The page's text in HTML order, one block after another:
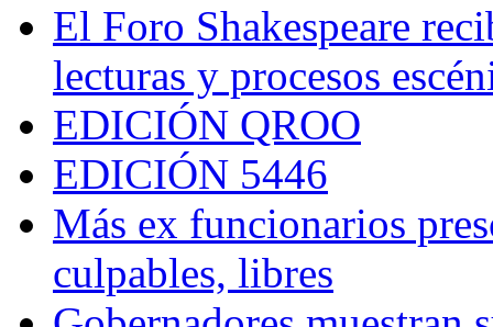
El Foro Shakespeare
lecturas y procesos
EDICIÓN QROO
EDICIÓN 5446
Más ex funcionarios
culpables, libres